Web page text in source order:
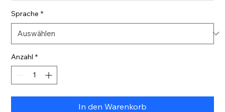
Sprache *
Anzahl *
In den Warenkorb